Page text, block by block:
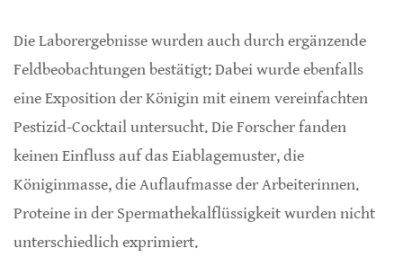
Die Laborergebnisse wurden auch durch ergänzende
Feldbeobachtungen bestätigt: Dabei wurde ebenfalls
eine Exposition der Königin mit einem vereinfachten
Pestizid-Cocktail untersucht. Die Forscher fanden
keinen Einfluss auf das Eiablagemuster, die
Königinmasse, die Auflaufmasse der Arbeiterinnen.
Proteine in der Spermathekalflüssigkeit wurden nicht
unterschiedlich exprimiert.